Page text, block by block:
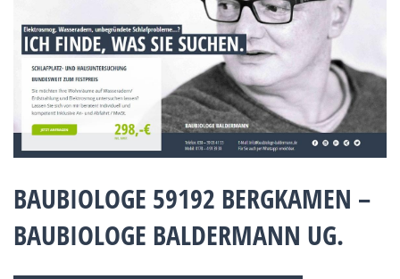
BAUBIOLOGE 59192 BERGKAMEN –
BAUBIOLOGE BALDERMANN UG.